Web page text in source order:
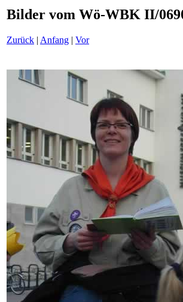
Bilder vom Wö-WBK II/
Zurück | Anfang | Vor